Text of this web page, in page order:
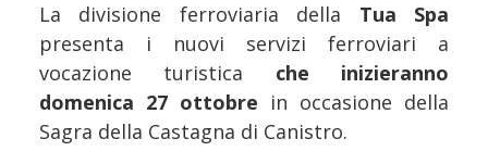
La divisione ferroviaria della Tua Spa
presenta i nuovi servizi ferroviari a
vocazione turistica che inizieranno
domenica 27 ottobre in occasione della
Sagra della Castagna di Canistro.